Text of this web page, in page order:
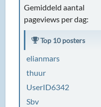
Gemiddeld aantal
pageviews per dag:
Top 10 posters
elianmars
thuur
UserID6342
Sbv